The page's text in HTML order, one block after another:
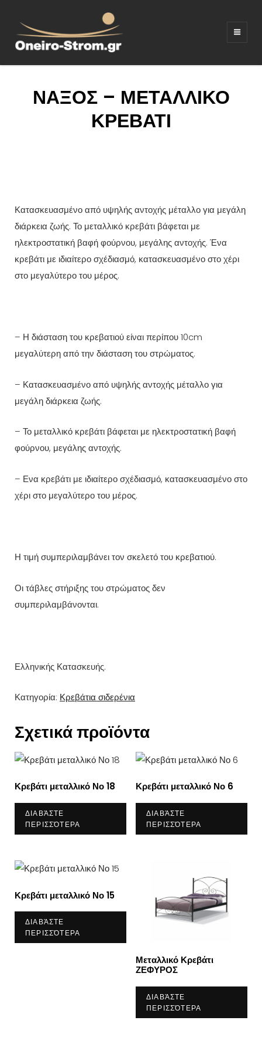
ΚΡΕΒΑΤΙΑ –
ΚΑΝΑΠΕΔΕΣ
ΝΑΞΟΣ – ΜΕΤΑΛΛΙΚΟ
ΚΡΕΒΑΤΙ
Κατασκευασμένο από υψηλής αντοχής μέταλλο για μεγάλη
διάρκεια ζωής. Το μεταλλικό κρεβάτι βάφεται με
ηλεκτροστατική βαφή φούρνου, μεγάλης αντοχής. Ένα
κρεβάτι με ιδιαίτερο σχέδιασμό, κατασκευασμένο στο χέρι
στο μεγαλύτερο του μέρος.
– Η διάσταση του κρεβατιού είναι περίπου 10cm
μεγαλύτερη από την διάσταση του στρώματος.
– Κατασκευασμένο από υψηλής αντοχής μέταλλο για
μεγάλη διάρκεια ζωής.
– Το μεταλλικό κρεβάτι βάφεται με ηλεκτροστατική βαφή
φούρνου, μεγάλης αντοχής.
– Ενα κρεβάτι με ιδιαίτερο σχέδιασμό, κατασκευασμένο στο
χέρι στο μεγαλύτερο του μέρος.
Η τιμή συμπεριλαμβάνει τον σκελετό του κρεβατιού.
Οι τάβλες στήριξης του στρώματος δεν
συμπεριλαμβάνονται.
Ελληνικής Κατασκευής.
Κατηγορία: Κρεβάτια σιδερένια
Σχετικά προϊόντα
Κρεβάτι μεταλλικό Νο 18
ΔΙΑΒΆΣΤΕ
ΠΕΡΙΣΣΌΤΕΡΑ
Κρεβάτι μεταλλικό Νο 6
ΔΙΑΒΆΣΤΕ
ΠΕΡΙΣΣΌΤΕΡΑ
Κρεβάτι μεταλλικό Νο 15
ΔΙΑΒΆΣΤΕ
ΠΕΡΙΣΣΌΤΕΡΑ
Μεταλλικό Κρεβάτι
ΖΕΦΥΡΟΣ
ΔΙΑΒΆΣΤΕ
ΠΕΡΙΣΣΌΤΕΡΑ